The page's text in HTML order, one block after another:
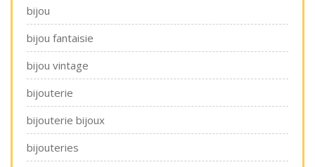
bijou
bijou fantaisie
bijou vintage
bijouterie
bijouterie bijoux
bijouteries